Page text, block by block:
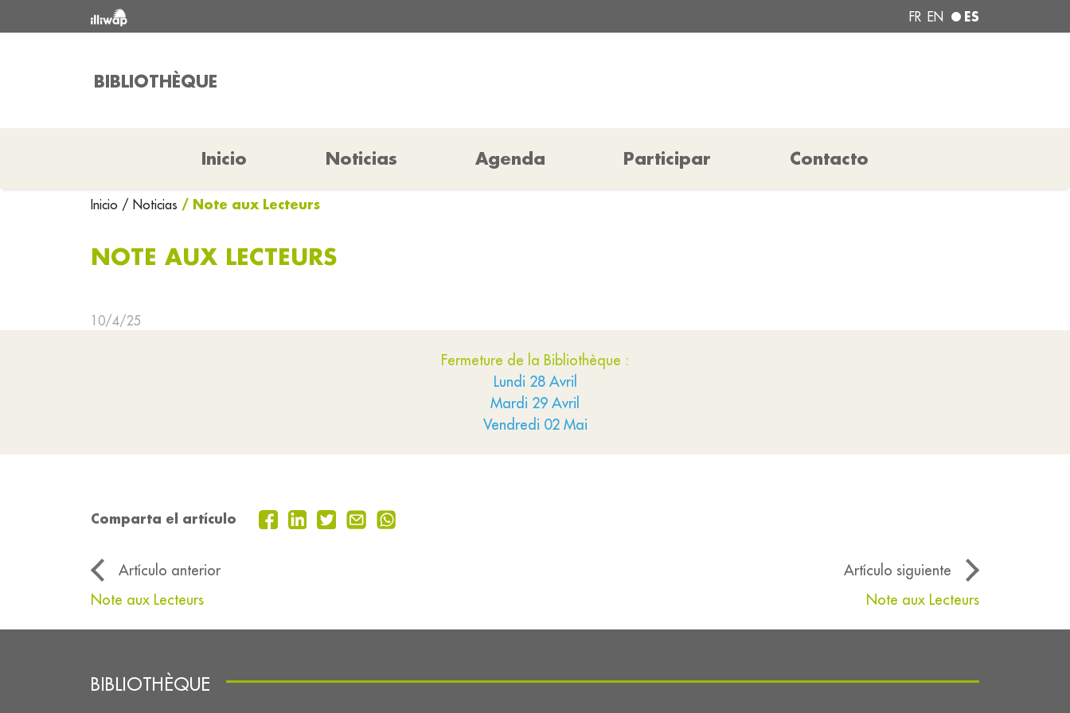
FR EN ES
BIBLIOTHÈQUE
Inicio Noticias Agenda Participar Contacto
Inicio / Noticias / Note aux Lecteurs
NOTE AUX LECTEURS
10/4/25
Fermeture de la Bibliothèque :
Lundi 28 Avril
Mardi 29 Avril
Vendredi 02 Mai
Comparta el artículo
Artículo anterior
Artículo siguiente
Note aux Lecteurs
Note aux Lecteurs
BIBLIOTHÈQUE